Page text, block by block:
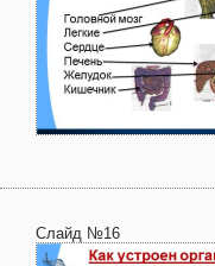
Слайд №16